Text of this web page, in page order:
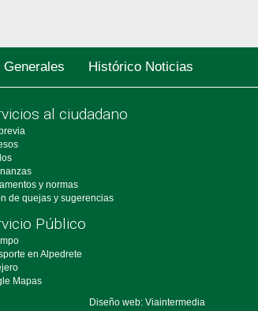
Histórico Noticias
al ciudadano
y normas
de quejas y sugerencias
Público
en Alpedrete
Mapas
Diseño web: Viaintermedia